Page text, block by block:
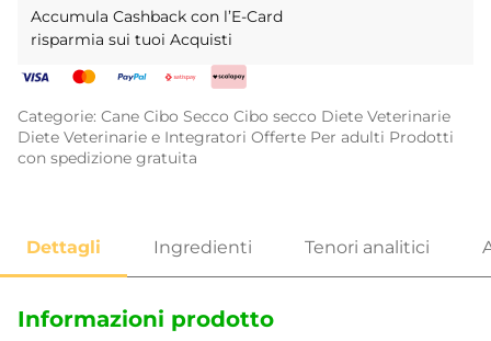
Accumula Cashback con l’E-Card
risparmia sui tuoi Acquisti
Categorie: Cane Cibo Secco Cibo secco Diete Veterinarie
Diete Veterinarie e Integratori Offerte Per adulti Prodotti
con spedizione gratuita
Informazioni prodotto